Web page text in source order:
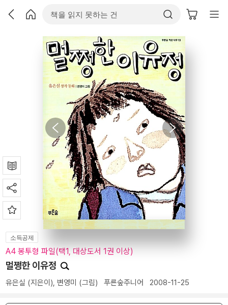
소득공제
A4 봉투형 파일(택1, 대상도서 1권 이상)
멀쩡한 이유정
유은실 (지은이), 변영미 (그림) 푸른숲주니어 2008-11-25